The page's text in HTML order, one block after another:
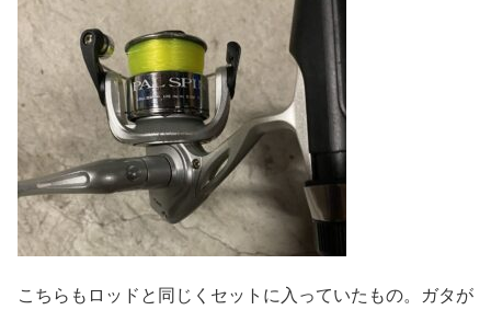
こちらもロッドと同じくセットに入っていたもの。ガタが